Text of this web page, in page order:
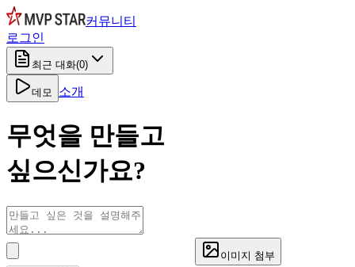
커뮤니티
로그인
최근 대화(0)
데모 소개
무엇을 만들고
싶으신가요?
이미지 첨부